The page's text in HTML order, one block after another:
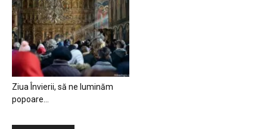
Ziua Învierii, să ne luminăm
popoare…